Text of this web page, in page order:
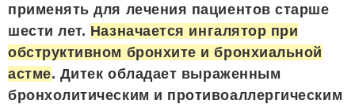
применять для лечения пациентов старше
шести лет. Назначается ингалятор при
обструктивном бронхите и бронхиальной
астме. Дитек обладает выраженным
бронхолитическим и противоаллергическим